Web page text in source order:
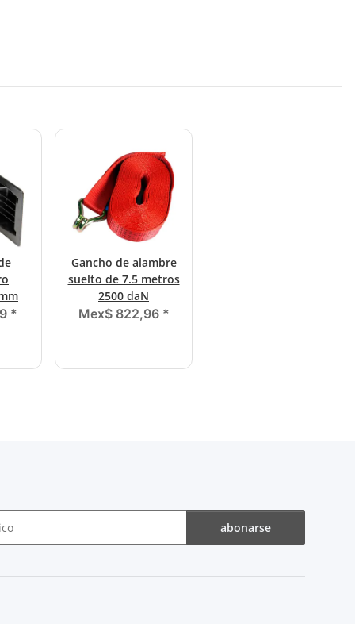
*
Gancho de alambre
suelto de 7.5 metros
2500 daN
Mex$ 822,96 *
abonarse